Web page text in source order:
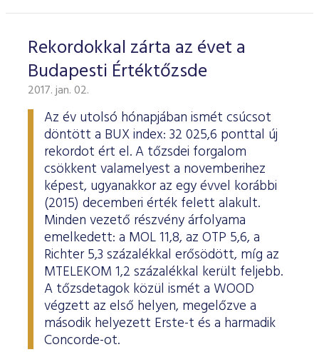
Rekordokkal zárta az évet a
Budapesti Értéktőzsde
2017. jan. 02.
Az év utolsó hónapjában ismét csúcsot
döntött a BUX index: 32 025,6 ponttal új
rekordot ért el. A tőzsdei forgalom
csökkent valamelyest a novemberihez
képest, ugyanakkor az egy évvel korábbi
(2015) decemberi érték felett alakult.
Minden vezető részvény árfolyama
emelkedett: a MOL 11,8, az OTP 5,6, a
Richter 5,3 százalékkal erősödött, míg az
MTELEKOM 1,2 százalékkal került feljebb.
A tőzsdetagok közül ismét a WOOD
végzett az első helyen, megelőzve a
második helyezett Erste-t és a harmadik
Concorde-ot.